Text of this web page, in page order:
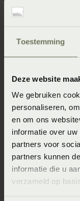
Toestemming
Deze website
We gebruiken
personaliseren,
en om ons
informatie over
partners voor
partners kunnen
informatie die u
verzameld op
De 4
met een
Creëer snel je
met een
zijn veel opties,
superslanke
met ruimte